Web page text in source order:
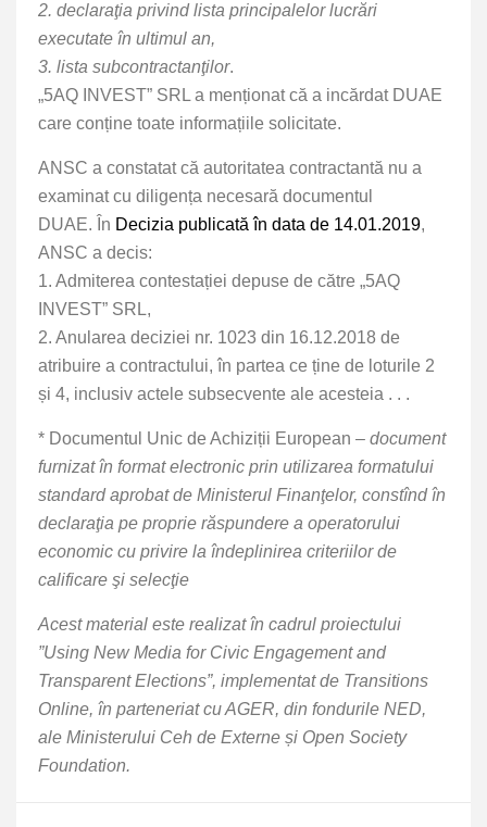
2. declaraţia privind lista principalelor lucrări
executate în ultimul an,
3. lista subcontractanţilor.
„5AQ INVEST” SRL a menționat că a incărdat DUAE
care conține toate informațiile solicitate.
ANSC a constatat că autoritatea contractantă nu a
examinat cu diligența necesară documentul
DUAE. În Decizia publicată în data de 14.01.2019,
ANSC a decis:
1. Admiterea contestației depuse de către „5AQ
INVEST” SRL,
2. Anularea deciziei nr. 1023 din 16.12.2018 de
atribuire a contractului, în partea ce ține de loturile 2
și 4, inclusiv actele subsecvente ale acesteia . . .
* Documentul Unic de Achiziții European – document
furnizat în format electronic prin utilizarea formatului
standard aprobat de Ministerul Finanţelor, constînd în
declaraţia pe proprie răspundere a operatorului
economic cu privire la îndeplinirea criteriilor de
calificare şi selecţie
Acest material este realizat în cadrul proiectului
”Using New Media for Civic Engagement and
Transparent Elections”, implementat de Transitions
Online, în parteneriat cu AGER, din fondurile NED,
ale Ministerului Ceh de Externe și Open Society
Foundation.